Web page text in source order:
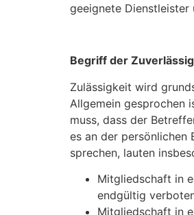
geeignete
Begriff der
Zulässigkeit wird
Allgemein gesprochen
muss, dass der
es an der persönlichen
sprechen, lauten
Mitgliedschaft in
endgültig
Mitgliedschaft in